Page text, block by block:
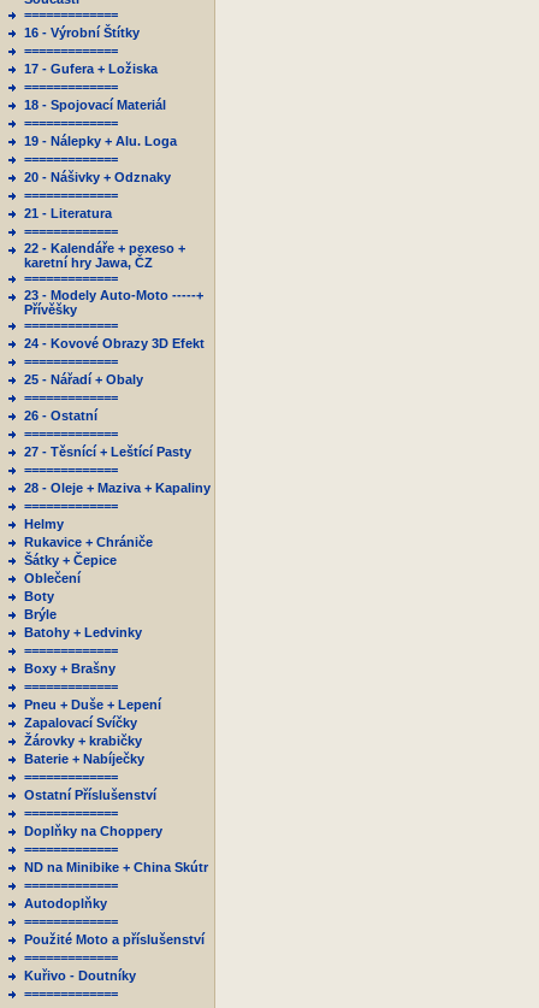
=============
16 - Výrobní Štítky
=============
17 - Gufera + Ložiska
=============
18 - Spojovací Materiál
=============
19 - Nálepky + Alu. Loga
=============
20 - Nášivky + Odznaky
=============
21 - Literatura
=============
22 - Kalendáře + pexeso +
karetní hry Jawa, ČZ
=============
23 - Modely Auto-Moto -----+
Přívěšky
=============
24 - Kovové Obrazy 3D Efekt
=============
25 - Nářadí + Obaly
=============
26 - Ostatní
=============
27 - Těsnící + Leštící Pasty
=============
28 - Oleje + Maziva + Kapaliny
=============
Helmy
Rukavice + Chrániče
Šátky + Čepice
Oblečení
Boty
Brýle
Batohy + Ledvinky
=============
Boxy + Brašny
=============
Pneu + Duše + Lepení
Zapalovací Svíčky
Žárovky + krabičky
Baterie + Nabíječky
=============
Ostatní Příslušenství
=============
Doplňky na Choppery
=============
ND na Minibike + China Skútr
=============
Autodoplňky
=============
Použité Moto a příslušenství
=============
Kuřivo - Doutníky
=============